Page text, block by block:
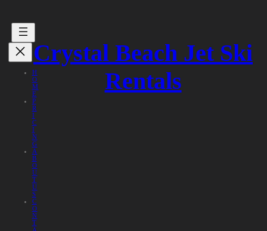
H
O
M
E
P
R
I
C
I
N
G
A
B
O
U
T
U
S
C
O
N
T
Crystal Beach Jet Ski
Rentals